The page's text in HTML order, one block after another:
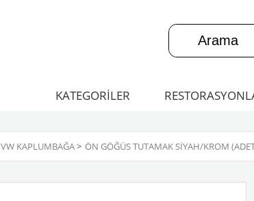
KATEGORİLER
VW KAPLUMBAĞA> ÖN GÖĞÜS TUTAMAK SIYAH/KROM